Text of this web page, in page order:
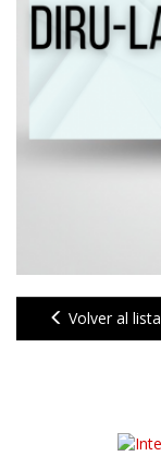
Volver al